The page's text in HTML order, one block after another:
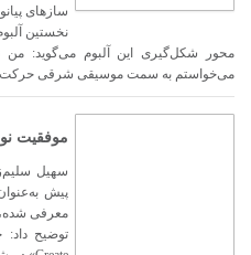
سازهای پیانو و
نخستین
محور شکل‌گیری این آلبوم می‌گوید: من
می‌خواستم به سمت موسیقی شرقی حرکت
موفقیت
سهیل
پیش به‌عنوان
معرفی شده،